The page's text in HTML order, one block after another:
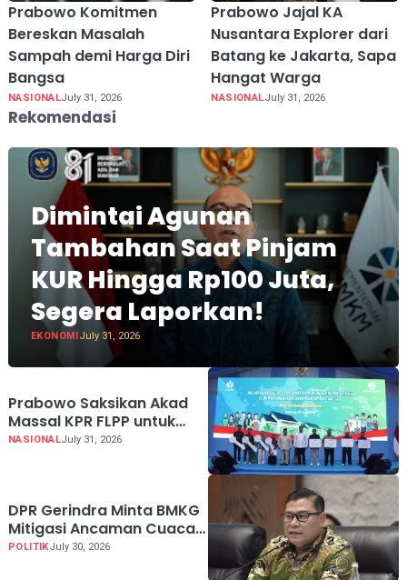
Prabowo Komitmen
Bereskan Masalah
Sampah demi Harga Diri
Bangsa
NASIONALJuly 31, 2026
Prabowo Jajal KA
Nusantara Explorer dari
Batang ke Jakarta, Sapa
Hangat Warga
NASIONALJuly 31, 2026
Rekomendasi
Dimintai Agunan
Tambahan Saat Pinjam
KUR Hingga Rp100 Juta,
Segera Laporkan!
EKONOMIJuly 31, 2026
Prabowo Saksikan Akad
Massal KPR FLPP untuk
62.710 Penerima, dari Guru
NASIONALJuly 31, 2026
DPR Gerindra Minta BMKG
Mitigasi Ancaman Cuaca
Ekstrem El Nino
POLITIKJuly 30, 2026